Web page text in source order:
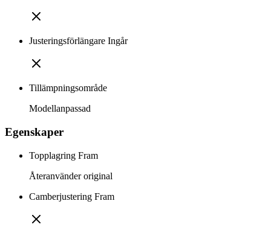
Justeringsförlängare Ingår
Tillämpningsområde
Modellanpassad
Egenskaper
Topplagring Fram
Återanvänder original
Camberjustering Fram